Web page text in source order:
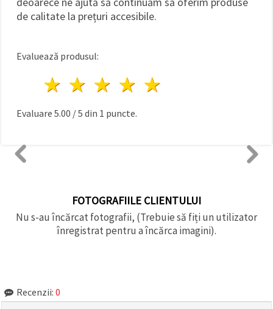
de calitate la prețuri accesibile.
Evaluează produsul:
4 stele
3 stele
2 stele
1 stea
Evaluare 5.00 /5 din 1 puncte.
FOTOGRAFIILE CLIENTULUI
Nu s-au încărcat fotografii, (Trebuie să fiți un utilizator
înregistrat pentru a încărca imagini).
Recenzii: 0